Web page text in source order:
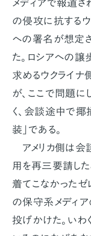
メディアで報道さ
の侵攻に抗する
への署名が想定
た。ロシアへの譲
求めるウクライ
が、ここで問題
く、会談途中で
装」である。
アメリカ側は会
用を再三要請した
着てこなかったゼ
の保守系メディ
投げかけた。いわ